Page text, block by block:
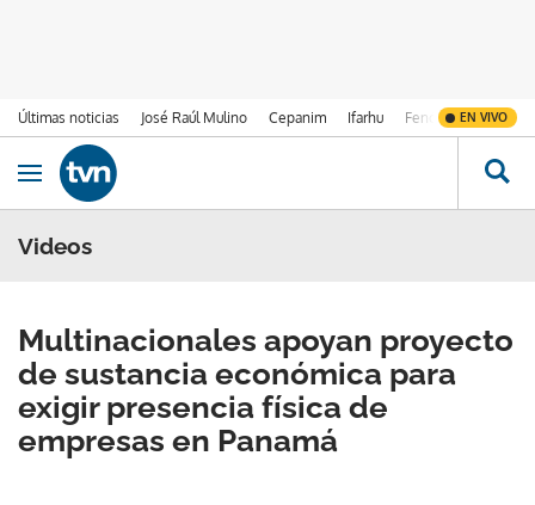
Últimas noticias José Raúl Mulino Cepanim Ifarhu Fenómeno de El
EN VIVO
Ir al contenido
Obrir navegació
Videos
Multinacionales apoyan proyecto
de sustancia económica para
exigir presencia física de
empresas en Panamá